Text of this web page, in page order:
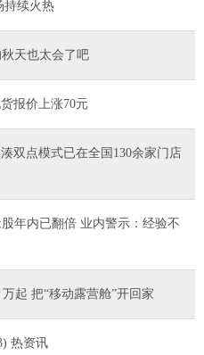
持续火热
天也太会了吧
报价上涨70元
双点模式已在全国130余家门店
年内已翻倍 业内警示：经验不
每日动态!东风风行星海V9 14.99 万起 把“移动露营舱”开回家
热资讯